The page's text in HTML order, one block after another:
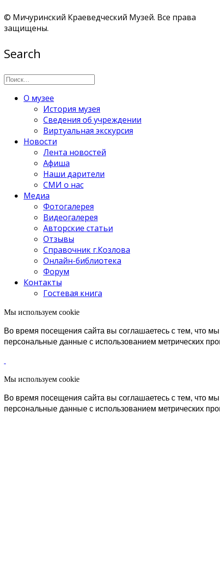
© Мичуринский Краеведческий Музей. Все права
защищены.
Search
О музее
История музея
Сведения об учреждении
Виртуальная экскурсия
Новости
Лента новостей
Афиша
Наши дарители
СМИ о нас
Медиа
Фотогалерея
Видеогалерея
Авторские статьи
Отзывы
Справочник г.Козлова
Онлайн-библиотека
Форум
Контакты
Гостевая книга
Мы используем cookie
Во время посещения сайта вы соглашаетесь с тем, что
персональные данные с использованием метрических
Мы используем cookie
Во время посещения сайта вы соглашаетесь с тем, что
персональные данные с использованием метрических